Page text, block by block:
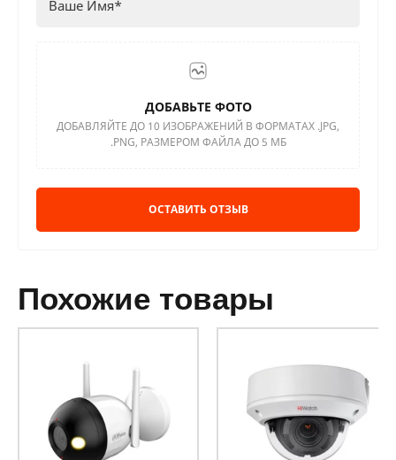
ДОБАВЬТЕ ФОТО
ДОБАВЛЯЙТЕ ДО 10 ИЗОБРАЖЕНИЙ В ФОРМАТАХ .JPG,
.PNG, РАЗМЕРОМ ФАЙЛА ДО 5 МБ
ОСТАВИТЬ ОТЗЫВ
похожие товары